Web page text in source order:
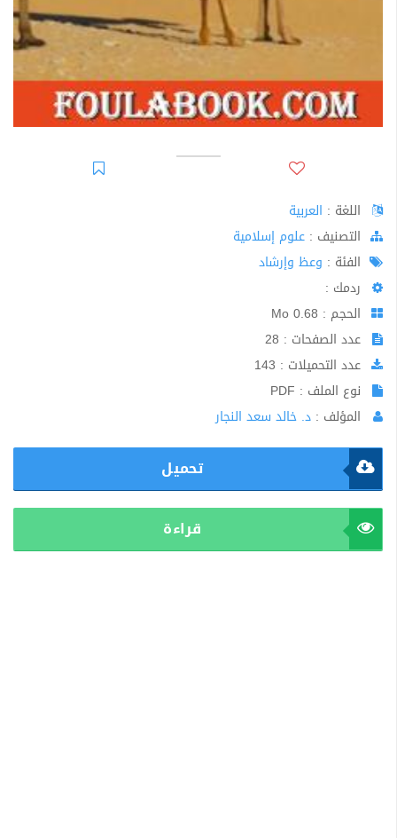
اللغة : العربية
اﻟﺘﺼﻨﻴﻒ : علوم إسلامية
الفئة : وعظ وإرشاد
ردمك :
الحجم : 0.68 Mo
عدد الصفحات : 28
عدد التحميلات : 143
نوع الملف : PDF
المؤلف : د. خالد سعد النجار
تحميل
قراءة